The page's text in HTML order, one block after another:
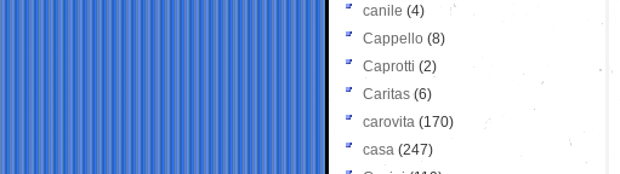
canile (4)
Cappello (8)
Caprotti (2)
Caritas (6)
carovita (170)
casa (247)